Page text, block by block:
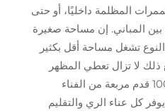
المظلمة داخليًا، أو حتى
المباني. إن مساحة صغيرة
النوع تشغل مساحة أقل بكثير
ذلك لا تزال تعطي المظهر
الأخضر نفسه الذي توفره 1000 قدم مربعة من الفناء
كل عناء الري والتقليم